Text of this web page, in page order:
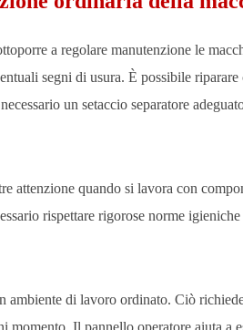
a regolare manutenzione le
segni di usura. È possibile
un setaccio separatore
attenzione quando si lavora con
rispettare rigorose norme
ambiente di lavoro ordinato. Ciò